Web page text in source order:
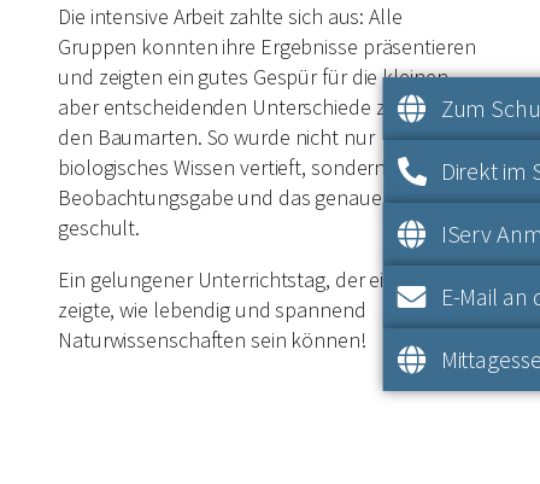
Die intensive Arbeit zahlte sich aus: Alle
Gruppen konnten ihre Ergebnisse präsentieren
und zeigten ein gutes Gespür für die kleinen,
aber entscheidenden Unterschiede zwischen
den Baumarten. So wurde nicht nur
biologisches Wissen vertieft, sondern auch die
Beobachtungsgabe und das genaue Arbeiten
geschult.
Ein gelungener Unterrichtstag, der einmal mehr
zeigte, wie lebendig und spannend
Naturwissenschaften sein können!
Zum
Direkt im
IServ
E-Mail an